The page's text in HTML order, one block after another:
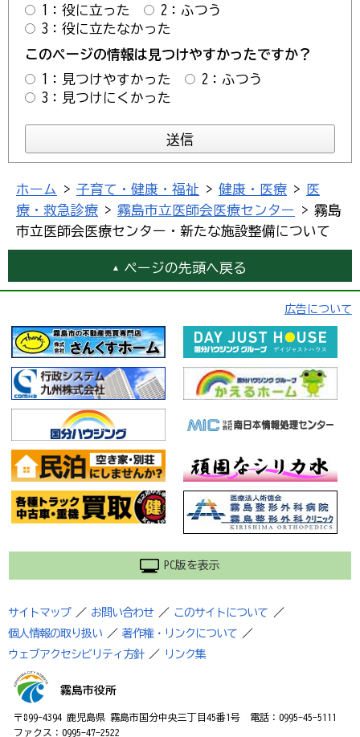
1：役に立った
2：ふつう
3：役に立たなかった
このページの情報は見つけやすかったですか？
1：見つけやすかった
2：ふつう
3：見つけにくかった
ホーム > 子育て・健康・福祉 > 健康・医療 >
医
療・救急診療 > 霧島市立医師会医療センター > 霧島
市立医師会医療センター・新たな施設整備について
ページの先頭へ戻る
広告について
PC版を表示
サイトマップ ／ お問い合わせ ／ このサイトについて
／
個人情報の取り扱い
／ 著作権・リンクについて
／
ウェブアクセシビリティ方針
／ リンク集
霧島市役所
〒899-4394 鹿児島県 霧島市国分中央三丁目45番1号 電話：0995-45-5111
ファクス：0995-47-2522